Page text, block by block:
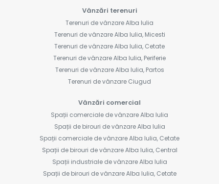
Vânzări terenuri
Terenuri de vânzare Alba Iulia
Terenuri de vânzare Alba Iulia, Micesti
Terenuri de vânzare Alba Iulia, Cetate
Terenuri de vânzare Alba Iulia, Periferie
Terenuri de vânzare Alba Iulia, Partos
Terenuri de vânzare Ciugud
Vânzări comercial
Spații comerciale de vânzare Alba Iulia
Spații de birouri de vânzare Alba Iulia
Spații comerciale de vânzare Alba Iulia, Cetate
Spații de birouri de vânzare Alba Iulia, Central
Spații industriale de vânzare Alba Iulia
Spații de birouri de vânzare Alba Iulia, Cetate